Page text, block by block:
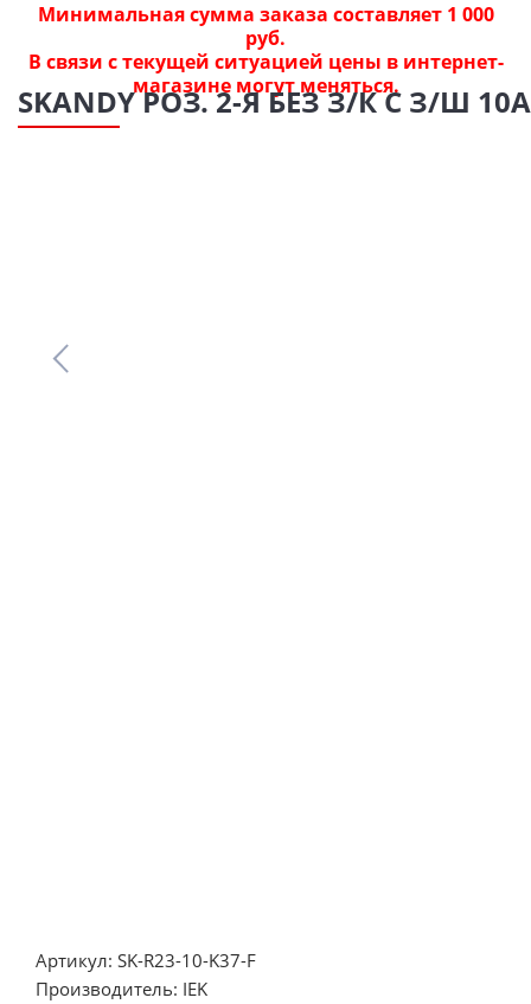
Минимальная сумма заказа составляет 1 000
руб.
В связи с текущей ситуацией цены в интернет-
магазине могут меняться.
SKANDY РОЗ. 2-Я БЕЗ З/К С З/Ш
Артикул: SK-R23-10-K37-F
Производитель: IEK